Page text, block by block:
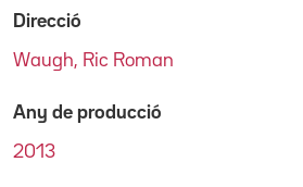
Direcció
Waugh, Ric Roman
Any de producció
2013